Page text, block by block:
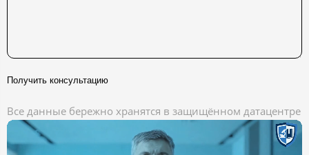
Получить консультацию
Все данные бережно хранятся в защищённом датацентре